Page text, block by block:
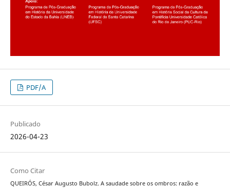
PDF/A
Publicado
2026-04-23
Como Citar
QUEIRÓS, César Augusto Bubolz. A saudade sobre os ombros: razão e